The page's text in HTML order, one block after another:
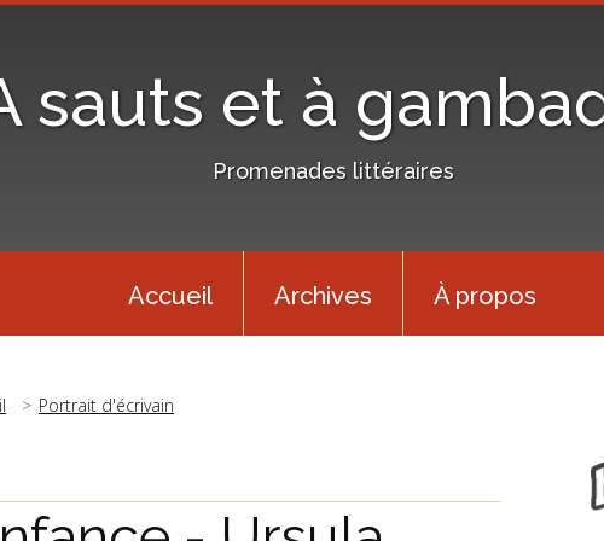
sauts et à
Promenades littéraires
Accueil Archives À propos
Portrait d'écrivain